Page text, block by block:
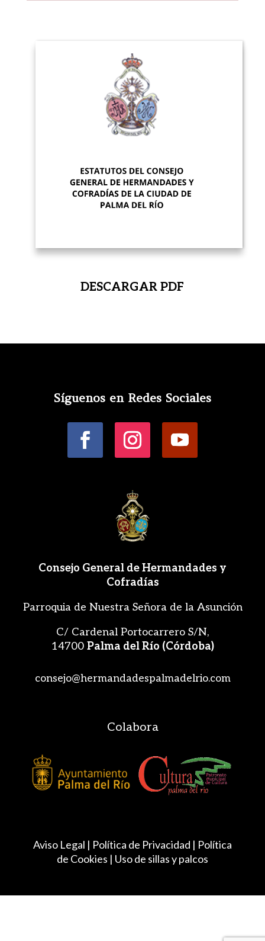
DESCARGAR PDF
Síguenos en Redes Sociales
Consejo General de Hermandades y
Cofradías
Parroquia de Nuestra Señora de la Asunción
C/ Cardenal Portocarrero S/N,
14700 Palma del Río (Córdoba)
consejo@hermandadespalmadelrio.com
Colabora
Aviso Legal | Política de Privacidad | Política
de Cookies | Uso de sillas y palcos